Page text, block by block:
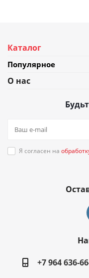
Каталог
Популярное
О нас
Я согласен на
+7 964 636-